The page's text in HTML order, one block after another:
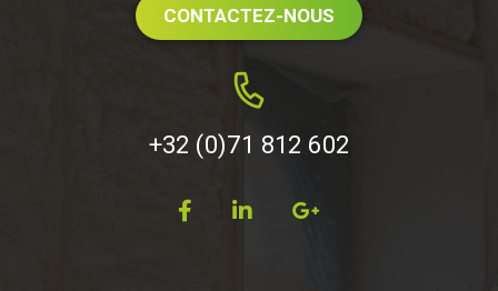
CONTACTEZ-NOUS
+32 (0)71 812 602